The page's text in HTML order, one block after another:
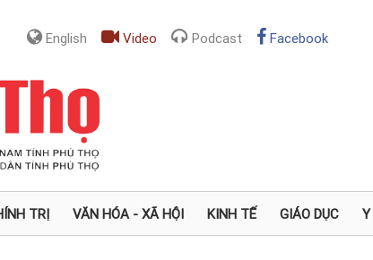
English Video Podcast Facebook
TRỊ VĂN HÓA - XÃ HỘI KINH TẾ GIÁO DỤC